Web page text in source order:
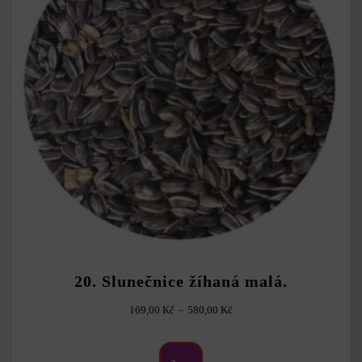
produktu
20. Slunečnice žíhaná malá.
169,00 Kč – 580,00 Kč
produkt